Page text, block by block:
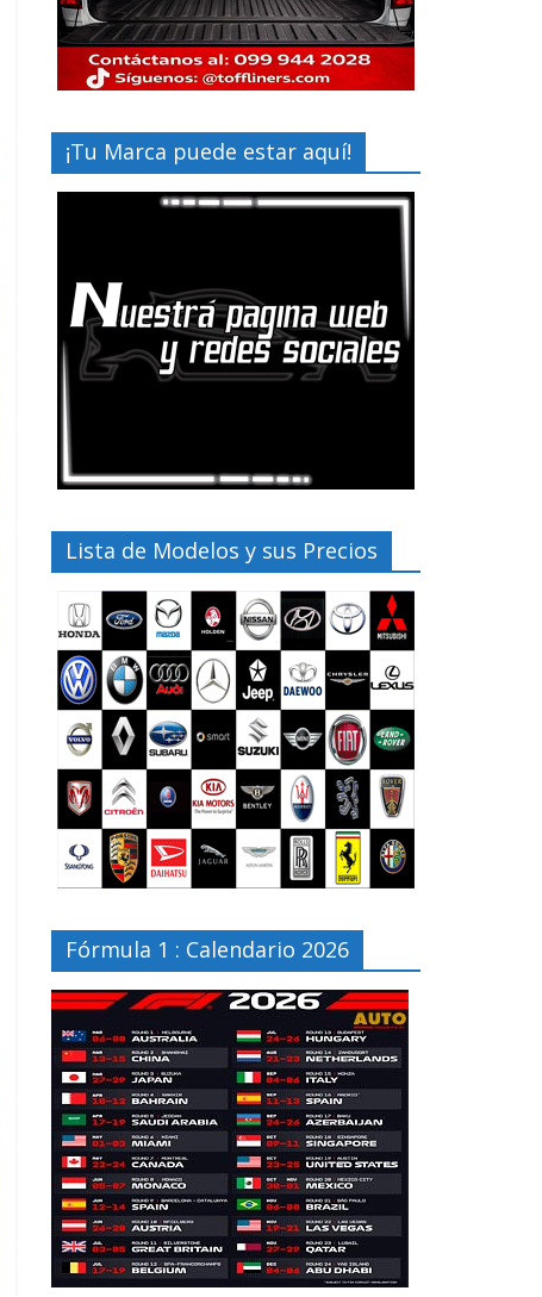
¡Tu Marca puede estar aquí!
Lista de Modelos y sus Precios
Fórmula 1 : Calendario 2026